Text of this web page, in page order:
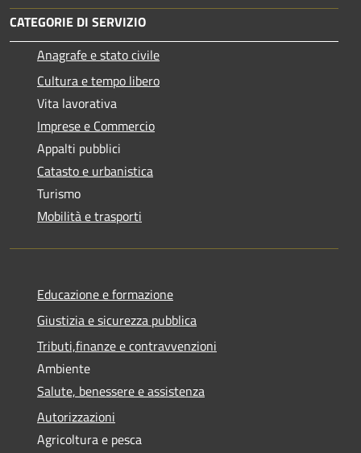
CATEGORIE DI SERVIZIO
Anagrafe e stato civile
Cultura e tempo libero
Vita lavorativa
Imprese e Commercio
Appalti pubblici
Catasto e urbanistica
Turismo
Mobilità e trasporti
Educazione e formazione
Giustizia e sicurezza pubblica
Tributi,finanze e contravvenzioni
Ambiente
Salute, benessere e assistenza
Autorizzazioni
Agricoltura e pesca